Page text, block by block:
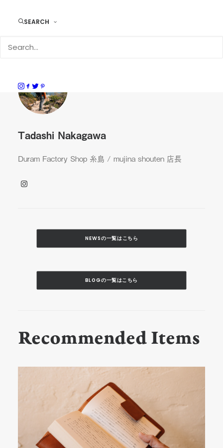
SEARCH
Tadashi Nakagawa
Duram Factory Shop 糸島 / mujina shouten 店長
NEWSの一覧はこちら
BLOGの一覧はこちら
Recommended Items